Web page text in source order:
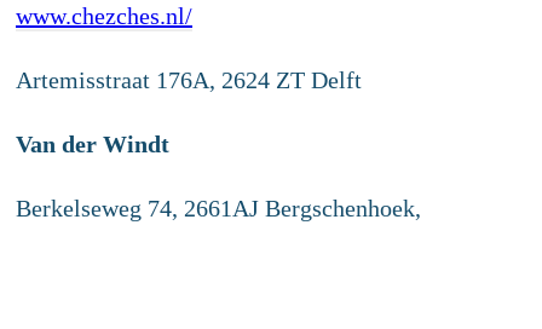
www.chezches.nl/
Artemisstraat 176A, 2624 ZT Delft
Van der Windt
Berkelseweg 74, 2661AJ Bergschenhoek,